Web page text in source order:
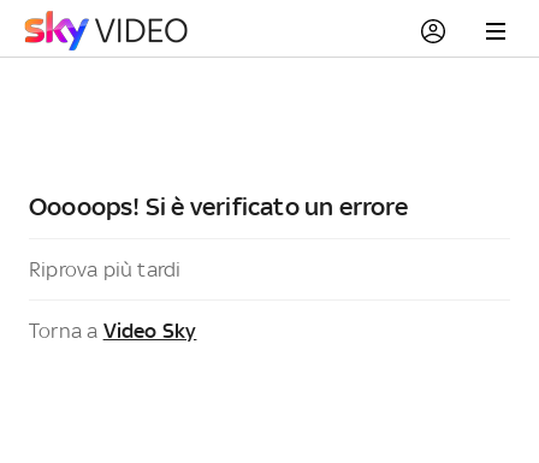
Ooooops! Si è verificato un errore
Riprova più tardi
Torna a Video Sky